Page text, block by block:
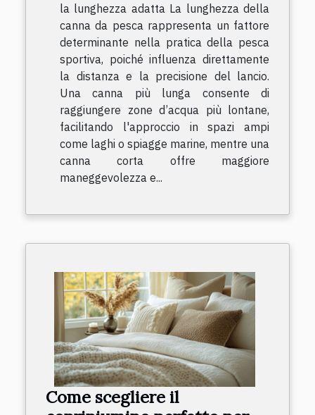
la lunghezza adatta La lunghezza della
canna da pesca rappresenta un fattore
determinante nella pratica della pesca
sportiva, poiché influenza direttamente
la distanza e la precisione del lancio.
Una canna più lunga consente di
raggiungere zone d’acqua più lontane,
facilitando l'approccio in spazi ampi
come laghi o spiagge marine, mentre una
canna corta offre maggiore
maneggevolezza e...
Come scegliere il